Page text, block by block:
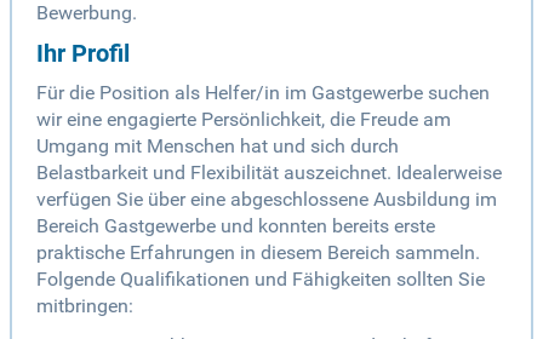
Bewerbung.
Ihr Profil
Für die Position als Helfer/in im Gastgewerbe suchen
wir eine engagierte Persönlichkeit, die Freude am
Umgang mit Menschen hat und sich durch
Belastbarkeit und Flexibilität auszeichnet. Idealerweise
verfügen Sie über eine abgeschlossene Ausbildung im
Bereich Gastgewerbe und konnten bereits erste
praktische Erfahrungen in diesem Bereich sammeln.
Folgende Qualifikationen und Fähigkeiten sollten Sie
mitbringen: